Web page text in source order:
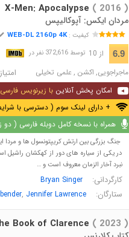
X-Men: Apocalypse ( 2016 )
مردان ایکس: آپوکالیپس
کیفیت :WEB-DL 2160p 4K
6.9 از 10 توسط 372,616 نفر در
ماجراجویی, اکشن , علمی تخیلی
امکان پخش آنلاین با زیرنویس فارسی
+ دارای لینک سوم ( دسترسی با
همراه با نسخه کامل دوبله فارسی ( دو
جنگ بزرگی بین ارتش کریپتونسول ها و
در یکی از سیاره های دور از کهکشان راشیل
نبرد آخار الزمان معروف است و …
کارگردانی:Bryan Singer
ستارگان: , Jennifer Lawrence
Book of Clarence ( 2023 )